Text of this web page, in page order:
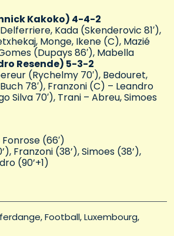
Kakoko) 4-4-2
Kada (Skenderovic 81′),
Monge, Ikene (C), Mazié
(Dupays 86′), Mabella
Resende) 5-3-2
(Rychelmy 70′), Bedouret,
78′), Franzoni (C) – Leandro
Silva 70′), Trani – Abreu, Simoes
Fonrose (66′)
Franzoni (38’), Simoes (38’),
(90’+1)
Football Luxembourg